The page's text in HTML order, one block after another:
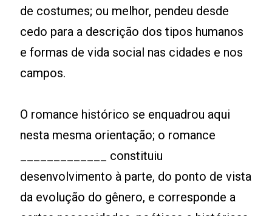
de costumes; ou melhor, pendeu desde
cedo para a descrição dos tipos humanos
e formas de vida social nas cidades e nos
campos.
O romance histórico se enquadrou aqui
nesta mesma orientação; o romance
_____________ constituiu
desenvolvimento à parte, do ponto de vista
da evolução do gênero, e corresponde a